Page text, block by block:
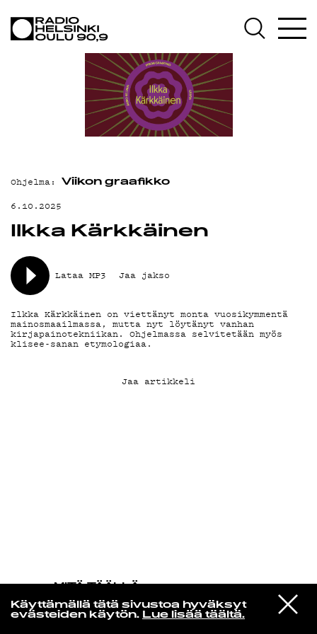
Käyttämällä tätä sivustoa hyväksyt
evästeiden käytön. Lue lisää täältä.
VIESTI
STUDIOON
MITÄ TÄÄLLÄ
Bibi Club
La Terre
AJANKOHTAISTA
OHJELMAT
TEKIJÄT
ON-DEMAND
MAINOSTA
YHTEYSTIEDOT
G LIVELAB
YSTÄVÄKLUBI
TIETOSUOJA
KIRJAUDU SISÄÄN
Ohjelma: Viikon graafikko
6.10.2025
Ilkka Kärkkäinen
Lataa MP3 Jaa jakso
Ilkka Kärkkäinen on viettänyt monta vuosikymmentä
mainosmaailmassa, mutta nyt löytänyt vanhan
kirjapainotekniikan. Ohjelmassa selvitetään myös
klisee-sanan etymologiaa.
Jaa artikkeli